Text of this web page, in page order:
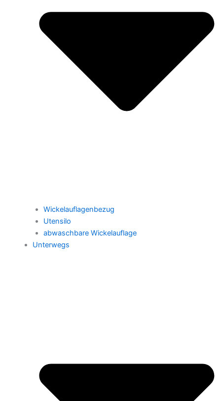
Wickelauflagenbezug
Utensilo
abwaschbare Wickelauflage
Unterwegs